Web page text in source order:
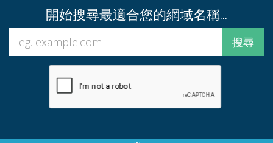
開始搜尋最適合您的網域名稱...